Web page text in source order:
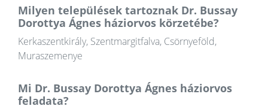
Milyen települések tartoznak Dr. Bussay
Dorottya Ágnes háziorvos körzetébe?
Kerkaszentkirály, Szentmargitfalva, Csörnyeföld,
Muraszemenye
Mi Dr. Bussay Dorottya Ágnes háziorvos
feladata?